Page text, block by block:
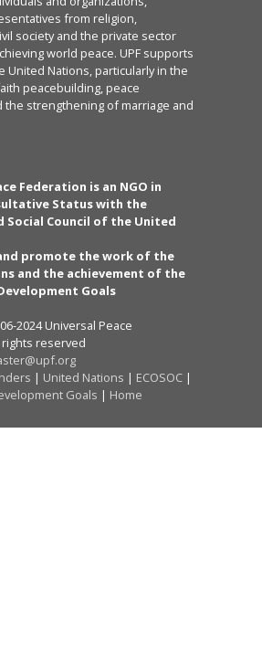
from religion,
society and the private sector
world peace. UPF supports
United Nations, particularly in the
peacebuilding, peace
the strengthening of marriage and
Federation is an NGO in
Status with the
Social Council of the United
promote the work of the
and the achievement of the
Goals
2024 Universal Peace
reserved
| United Nations | ECOSOC |
Goals | Home